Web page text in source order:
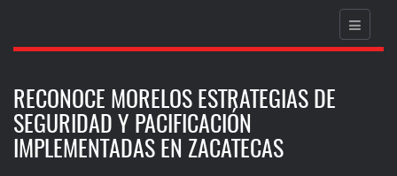
RECONOCE MORELOS ESTRATEGIAS DE
SEGURIDAD Y PACIFICACIÓN
IMPLEMENTADAS EN ZACATECAS